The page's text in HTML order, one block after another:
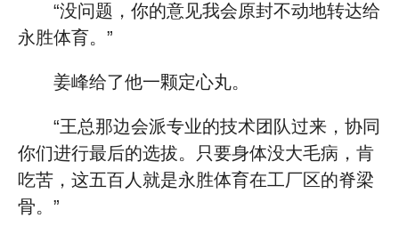
“没问题，你的意见我会原封不动地转达给
永胜体育。”
姜峰给了他一颗定心丸。
“王总那边会派专业的技术团队过来，协同
你们进行最后的选拔。只要身体没大毛病，肯
吃苦，这五百人就是永胜体育在工厂区的脊梁
骨。”